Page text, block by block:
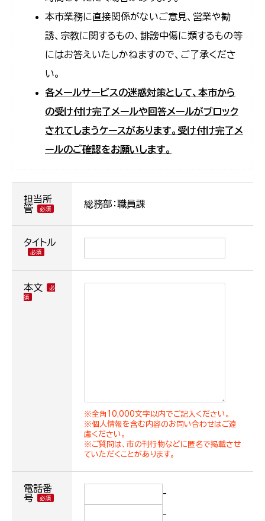
本市業務に直接関係がないご意見、営業や勧
誘、宗教に関するもの、誹謗中傷に類するもの等
にはお答えいたしかねますので、ご了承くださ
い。
各メールサービスの迷惑対策として、本市から
の受け付け完了メールや回答メールがブロック
されてしまうケースがあります。受け付け完了メ
ールのご確認をお願いします。
担当所
管
総務部：職員課
タイトル
本文
※全角10,000文字以内でご記入ください。
※個人情報を含む内容のお問い合わせはご遠
慮ください。
※ご質問は、市の刊行物などに匿名で掲載させ
ていただくことがあります。
電話番
号
-
-